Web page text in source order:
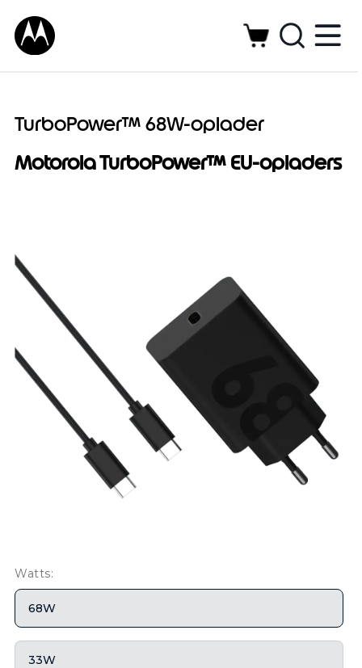
TurboPower™ 68W-oplader
Motorola TurboPower™ EU-opladers
Watts:
68W
33W